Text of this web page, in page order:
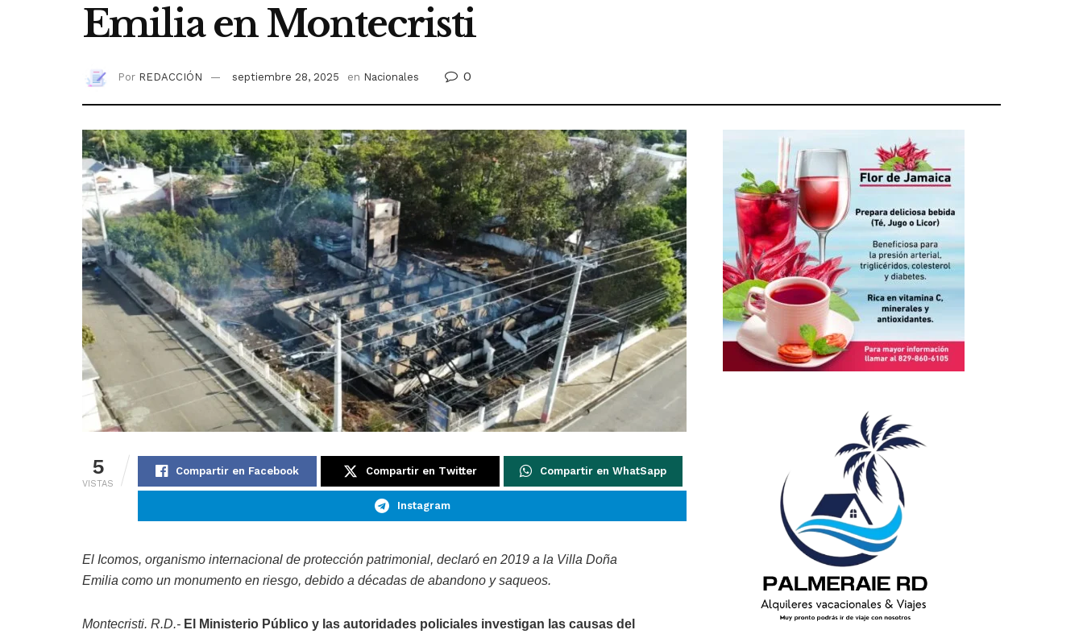
Emilia en Montecristi
Por REDACCIÓN septiembre 28, 2025 en Nacionales 0
5
VISTAS
Compartir en Facebook Compartir en Twitter Compartir en WhatSapp
Instagram
El Icomos, organismo internacional de protección patrimonial, declaró en 2019 a la Villa Doña
Emilia como un monumento en riesgo, debido a décadas de abandono y saqueos.
Montecristi. R.D.- El Ministerio Público y las autoridades policiales investigan las causas del